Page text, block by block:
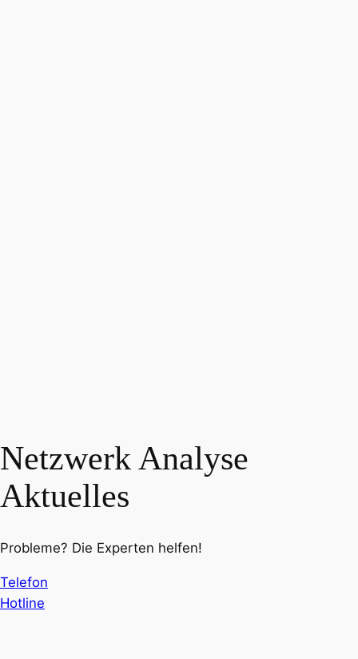
Netzwerk Analyse
Aktuelles
Probleme? Die Experten helfen!
Telefon
Hotline